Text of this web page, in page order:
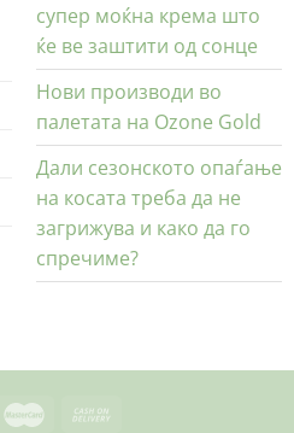
супер моќна крема што
ќе ве заштити од сонце
Нови производи во
палетата на Ozone Gold
Дали сезонското опаѓање
на косата треба да не
загрижува и како да го
спречиме?